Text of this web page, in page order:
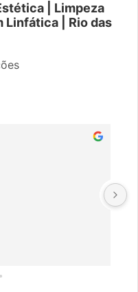
| Limpeza
Linfática | Rio das